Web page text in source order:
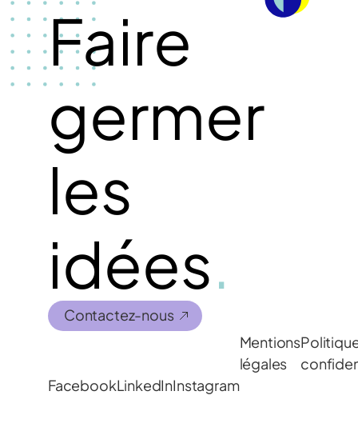
Faire
germer
les
idées.
Contactez-nous
FacebookLinkedInInstagram
Mentions
légales